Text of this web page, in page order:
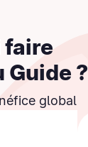
faire
Guide ?
global